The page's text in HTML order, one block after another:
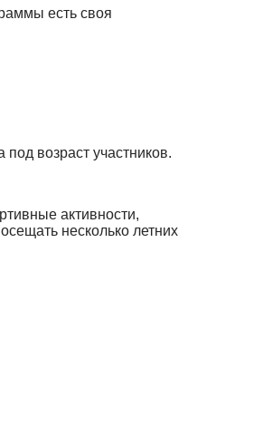
есть своя
возраст участников.
активности,
несколько летних